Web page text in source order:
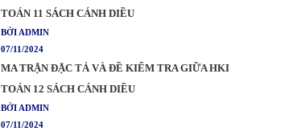
TOÁN 11 SÁCH CÁNH DIỀU
BỞI ADMIN
07/11/2024
MA TRẬN ĐẶC TẢ VÀ ĐỀ KIỂM TRA GIỮA HKI
TOÁN 12 SÁCH CÁNH DIỀU
BỞI ADMIN
07/11/2024